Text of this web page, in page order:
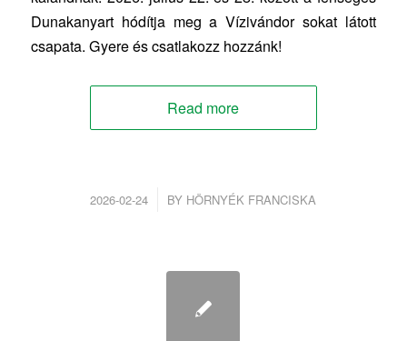
Dunakanyart hódítja meg a Vízivándor sokat látott
csapata. Gyere és csatlakozz hozzánk!
Read more
2026-02-24
/ BY HÖRNYÉK FRANCISKA